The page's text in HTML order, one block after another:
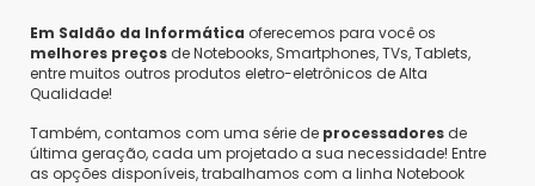
Sousa C. • 3 anos atrás • 0
Qual a capacidade da bateria
Saldão da Informática • 3 anos atrás• 0
Olá, bom dia! Agradecemos o contato.
Em Saldão da Informática oferecemos para você os
melhores preços de Notebooks, Smartphones, TVs, Tablets,
entre muitos outros produtos eletro-eletrônicos de Alta
Qualidade!
Também, contamos com uma série de processadores de
última geração, cada um projetado a sua necessidade! Entre
as opções disponíveis, trabalhamos com a linha Notebook